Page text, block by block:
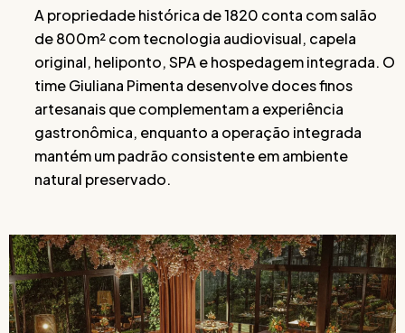
A propriedade histórica de 1820 conta com salão
de 800m² com tecnologia audiovisual, capela
original, heliponto, SPA e hospedagem integrada. O
time Giuliana Pimenta desenvolve doces finos
artesanais que complementam a experiência
gastronômica, enquanto a operação integrada
mantém um padrão consistente em ambiente
natural preservado.